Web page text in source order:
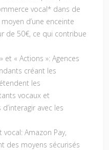
vocal* dans de
d’une enceinte
de 50€, ce qui contribue
et « Actions »: Agences
créant les
les
vocaux et
avec les
vocal: Amazon Pay,
des moyens sécurisés